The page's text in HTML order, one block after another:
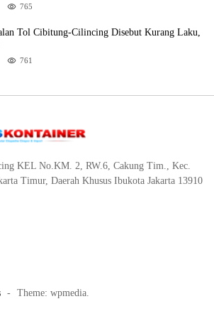
765
Tol Cibitung-Cilincing Disebut Kurang Laku,
761
KEL No.KM. 2, RW.6, Cakung Tim., Kec.
Timur, Daerah Khusus Ibukota Jakarta 13910
- Theme: wpmedia.